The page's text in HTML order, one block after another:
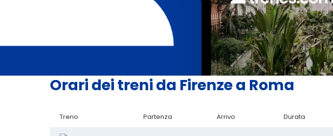
Orari dei treni da Firenze a Roma
Treno Partenza Arrivo Durata